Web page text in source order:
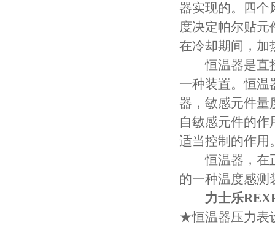
器实现的。四个
度决定帕尔贴元
在冷却期间，加
恒温器是直接
一种装置。恒温
器，敏感元件量
自敏感元件的
适当控制的作用
恒温器，在正
的一种温度感测
力士乐
★恒温器压力表